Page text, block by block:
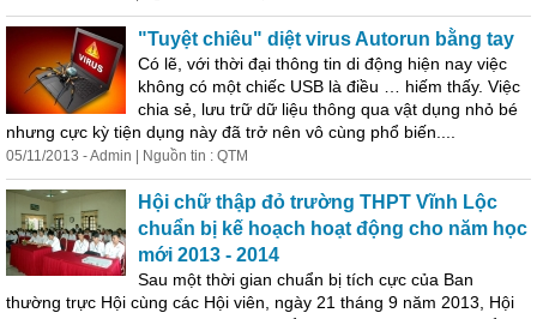
"Tuyệt chiêu" diệt virus Autorun bằng tay
Có lẽ , với thời đại thông tin di động hiện nay việc
không có một chiếc USB là điều … hiếm thấy. Việc
chia sẻ, lưu trữ dữ liệu thông qua vật dụng nhỏ bé
nhưng cực kỳ tiện dụng này đã trở nên vô cùng phổ biến....
05/11/2013 - Admin | Nguồn tin : QTM
Hội chữ thập đỏ trường THPT Vĩnh Lộc
chuẩn bị kế hoạch hoạt động cho năm học
mới 2013 - 2014
Sau một thời gian chuẩn bị tích cực của Ban
thường trực Hội cùng các Hội viên, ngày 21 tháng 9 năm 2013, Hội